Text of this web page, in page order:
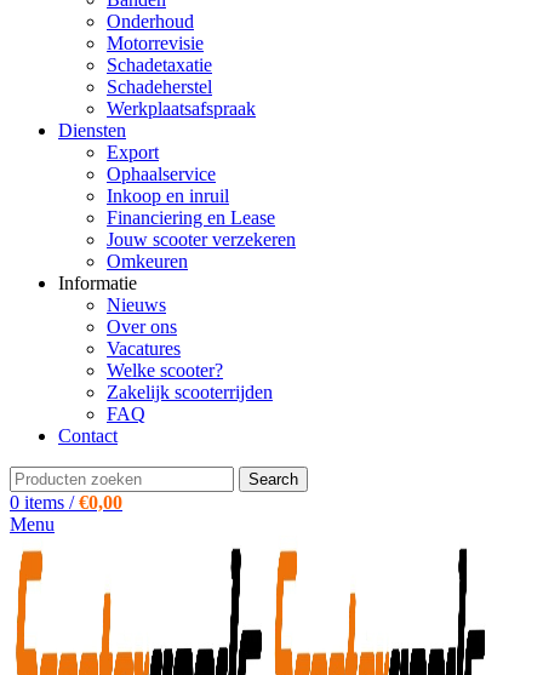
Onderhoud
Motorrevisie
Schadetaxatie
Schadeherstel
Werkplaatsafspraak
Diensten
Export
Ophaalservice
Inkoop en inruil
Financiering en Lease
Jouw scooter verzekeren
Omkeuren
Informatie
Nieuws
Over ons
Vacatures
Welke scooter?
Zakelijk scooterrijden
FAQ
Contact
Search
0 items / €0,00
Menu